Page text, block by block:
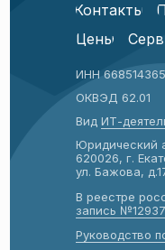
ИНН
ОКВЭД 62.01
Юридический
620026, г.
ул. Бажова,
Вид ИТ-
В реестре
запись
Руководство
Цены
Контакты